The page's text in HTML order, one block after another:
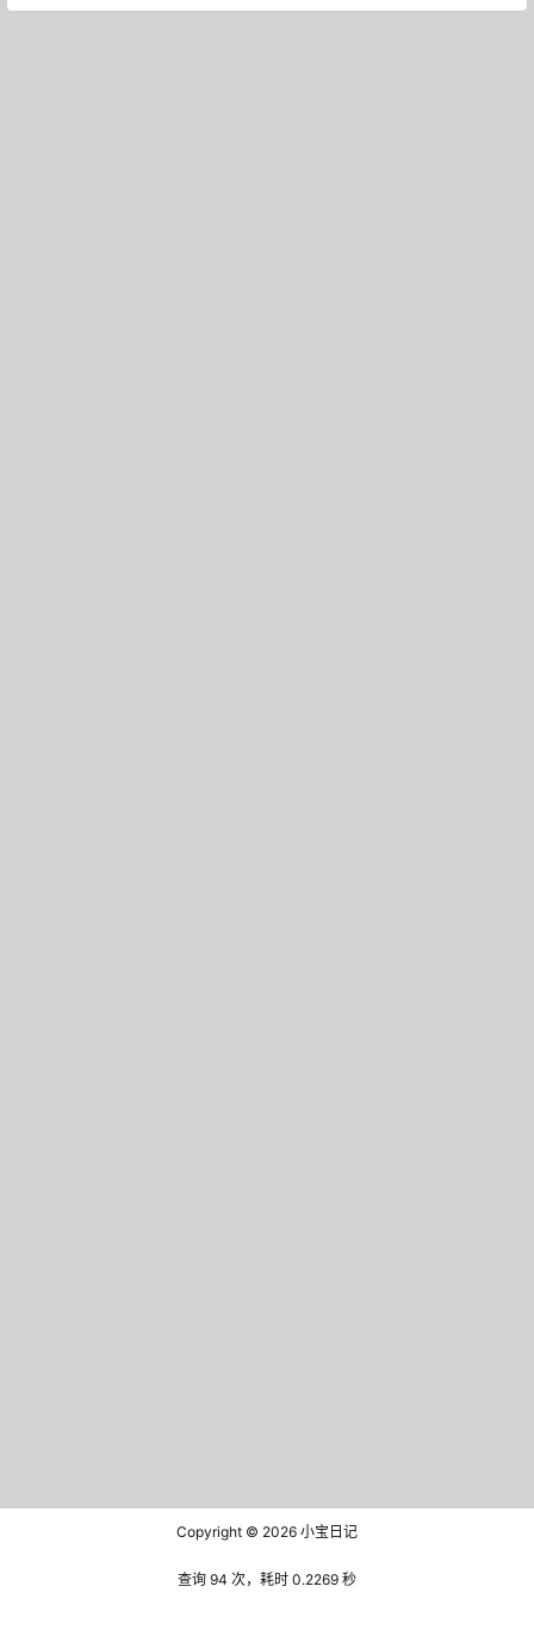
Copyright © 2026 小宝日记
查询 94 次，耗时 0.2269 秒